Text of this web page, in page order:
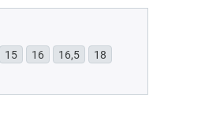
15 16 16,5
18